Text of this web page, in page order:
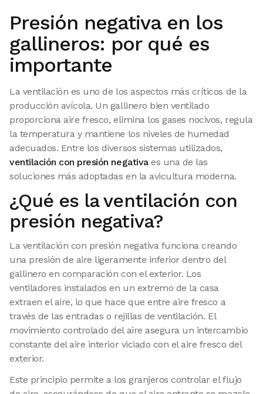
Presión negativa en los
gallineros: por qué es
importante
La ventilación es uno de los aspectos más críticos de la
producción avícola. Un gallinero bien ventilado
proporciona aire fresco, elimina los gases nocivos, regula
la temperatura y mantiene los niveles de humedad
adecuados. Entre los diversos sistemas utilizados,
ventilación con presión negativaes una de las
soluciones más adoptadas en la avicultura moderna.
¿Qué es la ventilación con
presión negativa?
La ventilación con presión negativa funciona creando
una presión de aire ligeramente inferior dentro del
gallinero en comparación con el exterior. Los
ventiladores instalados en un extremo de la casa
extraen el aire, lo que hace que entre aire fresco a
través de las entradas o rejillas de ventilación. El
movimiento controlado del aire asegura un intercambio
constante del aire interior viciado con el aire fresco del
exterior.
Este principio permite a los granjeros controlar el flujo